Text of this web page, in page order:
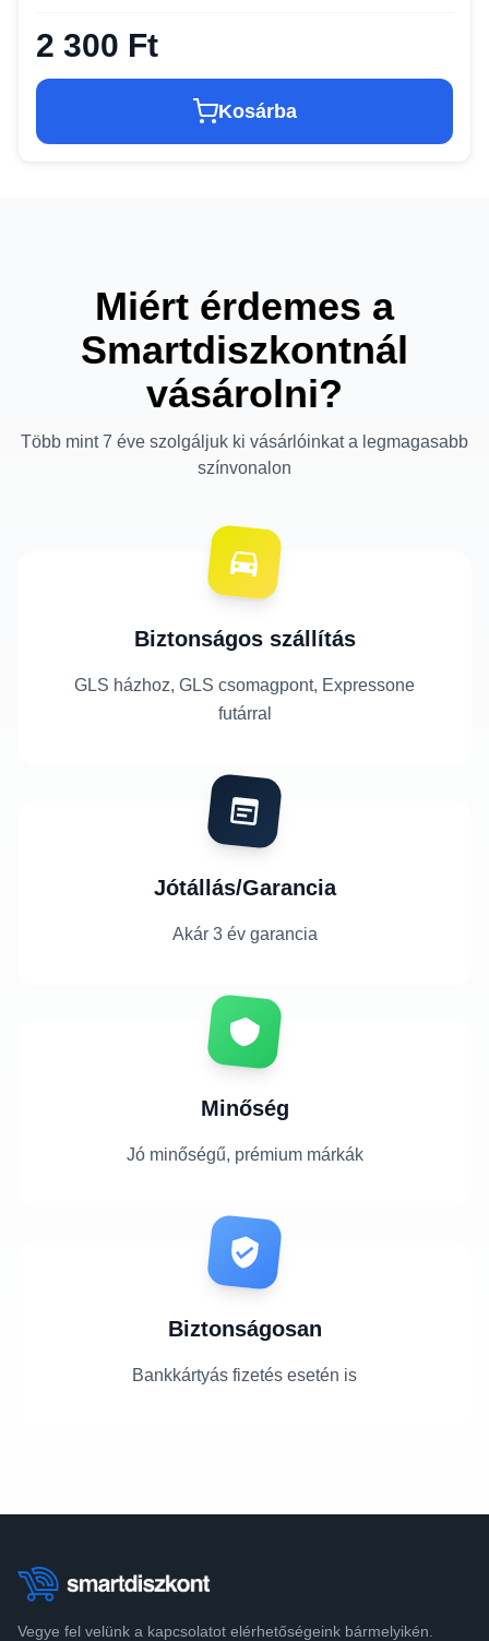
2 300 Ft
Kosárba
Miért érdemes a
Smartdiszkontnál
vásárolni?
Több mint 7 éve szolgáljuk ki vásárlóinkat a legmagasabb
színvonalon
Biztonságos szállítás
GLS házhoz, GLS csomagpont, Expressone
futárral
Jótállás/Garancia
Akár 3 év garancia
Minőség
Jó minőségű, prémium márkák
Biztonságosan
Bankkártyás fizetés esetén is
Vegye fel velünk a kapcsolatot elérhetőségeink bármelyikén.